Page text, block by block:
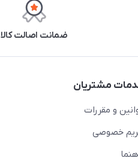
ضمانت اصالت کالا
مشتریان
و مقررات
خصوصی